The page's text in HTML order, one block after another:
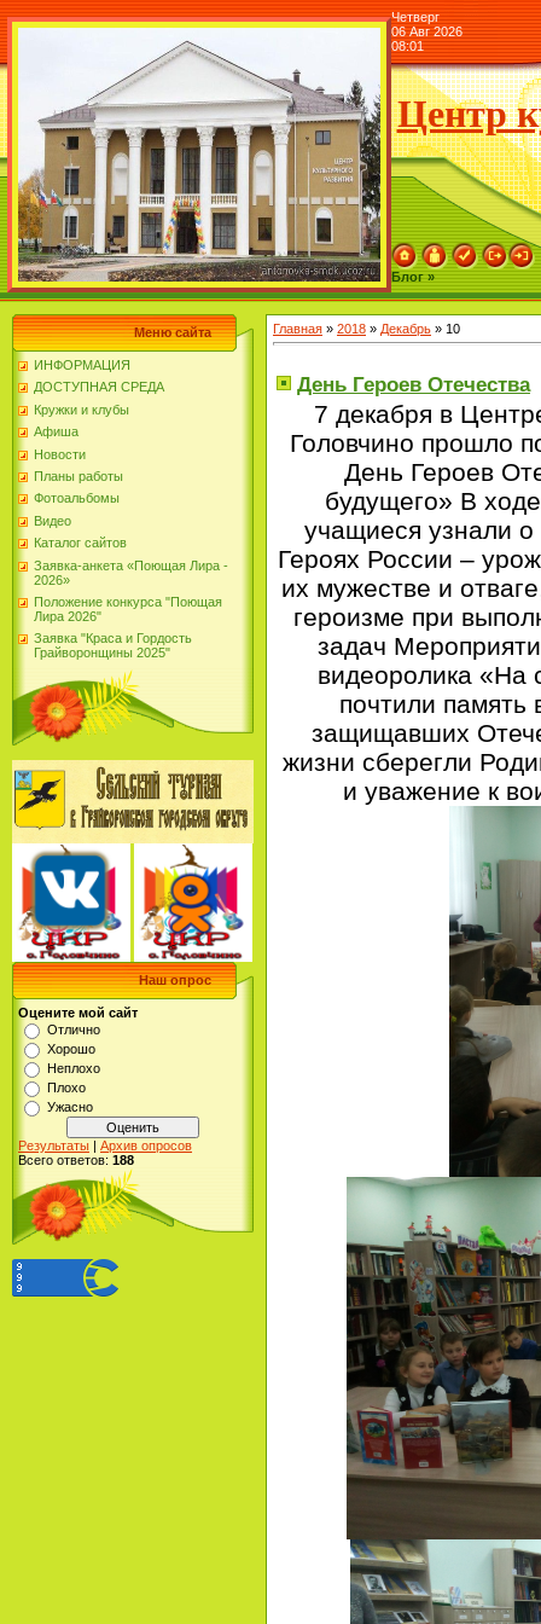
Четверг
06 Авг 2026
08:01
Центр
Блог »
Меню сайта
ИНФОРМАЦИЯ
ДОСТУПНАЯ СРЕДА
Кружки и клубы
Афиша
Новости
Планы работы
Фотоальбомы
Видео
Каталог сайтов
Заявка-анкета «Поющая Лира -
2026»
Положение конкурса "Поющая
Лира 2026"
Заявка "Краса и Гордость
Грайворонщины 2025"
Наш опрос
Оцените мой сайт
Отлично
Хорошо
Неплохо
Плохо
Ужасно
Результаты | Архив опросов
Всего ответов: 188
Главная » 2018 » Декабрь » 10
День Героев Отечества
7 декабря в
Головчино прошло
День Героев
будущего» В
учащиеся узнали
Героях России –
их мужестве и
героизме при
задач
видеоролика «На
почтили память
защищавших
жизни сберегли
и уважение к